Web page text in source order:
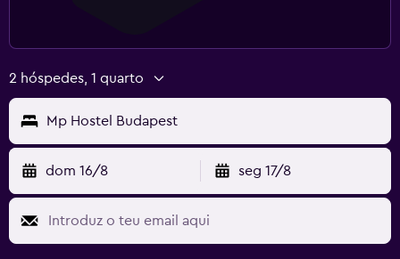
2 hóspedes, 1 quarto
Mp Hostel Budapest
dom 16/8 seg 17/8